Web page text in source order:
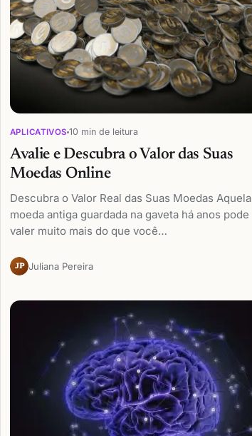
APLICATIVOS 10 min de leitura
Avalie e Descubra o Valor das Suas
Moedas Online
Descubra o Valor Real das Suas Moedas Aquela
moeda antiga guardada na gaveta há anos pode
valer muito mais do que você…
JP Juliana Pereira